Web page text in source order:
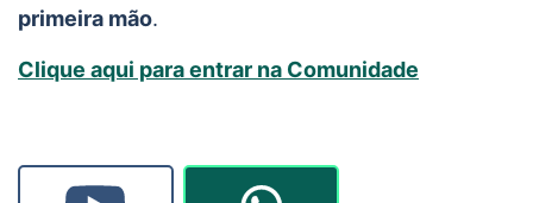
primeira mão.
Clique aqui para entrar na Comunidade